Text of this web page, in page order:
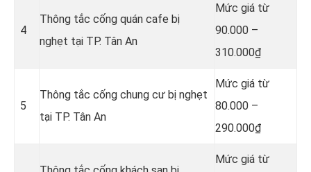
4
Thông tắc cống quán cafe bị
nghẹt tại TP. Tân An
Mức giá từ
90.000 –
310.000₫
5
Thông tắc cống chung cư bị nghẹt
tại TP. Tân An
Mức giá từ
80.000 –
290.000₫
Mức giá từ